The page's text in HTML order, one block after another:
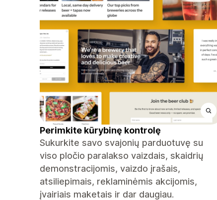
Perimkite kūrybinę kontrolę
Sukurkite savo svajonių parduotuvę su
viso pločio paralakso vaizdais, skaidrių
demonstracijomis, vaizdo įrašais,
atsiliepimais, reklaminėmis akcijomis,
įvairiais maketais ir dar daugiau.